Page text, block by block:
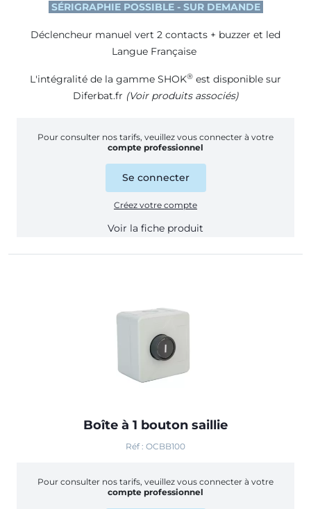
SÉRIGRAPHIE POSSIBLE - SUR DEMANDE
Déclencheur manuel vert 2 contacts + buzzer et led
Langue Française
L'intégralité de la gamme SHOK® est disponible sur
Diferbat.fr (Voir produits associés)
Pour consulter nos tarifs, veuillez vous connecter à votre
compte professionnel
Se connecter
Créez votre compte
Voir la fiche produit
Boîte à 1 bouton saillie
Réf : OCBB100
Pour consulter nos tarifs, veuillez vous connecter à votre
compte professionnel